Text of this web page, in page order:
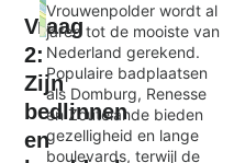
Vraag
2:
Zijn
bedlinnen
en
Exit map
Vrouwenpolder wordt al
jaren tot de mooiste van
Nederland gerekend.
Populaire badplaatsen
als Domburg, Renesse
en Zoutelande bieden
gezelligheid en lange
boulevards, terwijl de